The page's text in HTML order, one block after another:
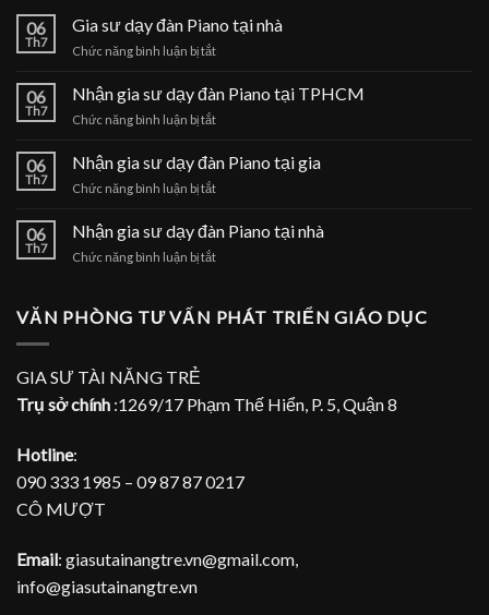
06
Th7
Gia sư dạy đàn Piano tại nhà
Chức năng bình luận bị tắtở
đàn
tại
06
Th7
Nhận gia sư dạy đàn Piano tại TPHCM
Chức năng bình luận bị tắtở
gia
dạy
Piano
06
Th7
Nhận gia sư dạy đàn Piano tại gia
Chức năng bình luận bị tắtở
gia
dạy
tại
06
Th7
Nhận gia sư dạy đàn Piano tại nhà
Chức năng bình luận bị tắtở
sư
nhà
VĂN PHÒNG TƯ VẤN PHÁT TRIỂN GIÁO DỤC
GIA SƯ TÀI NĂNG TRẺ
Trụ sở chính :1269/17 Phạm Thế Hiển, P. 5, Quận 8
Hotline:
090 333 1985 – 09 87 87 0217
CÔ MƯỢT
Email: giasutainangtre.vn@gmail.com,
info@giasutainangtre.vn